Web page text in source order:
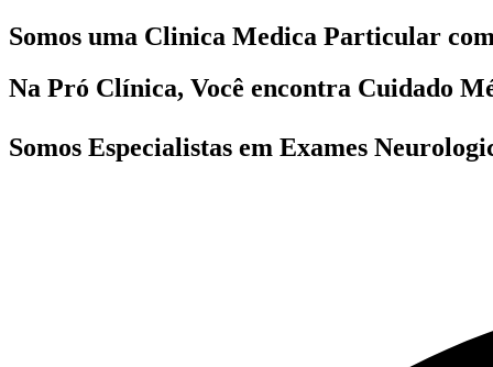
Somos uma Clinica Medica Particular
Na Pró Clínica, Você encontra Cuidado
Somos Especialistas em Exames